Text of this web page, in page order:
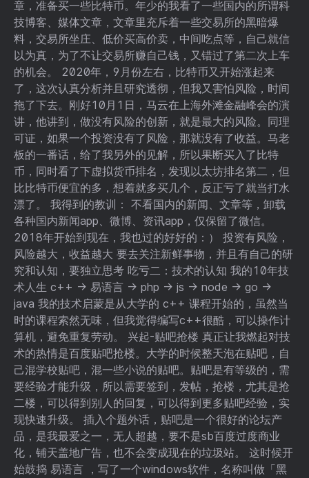
章，准备买一些比特币。年少的我看了一些国内的所谓科
技博客、媒体文章，文章里充斥着一些交易所的黑暗爆
料，交易所坐庄、低价买高价卖，中间吃点等，自己就信
以为真，为了不让交易所赚自己钱，又错过了第二次上车
的机会。 2020年，9月份左右，比特币又开始涨起来
了，这次认真分析并且研究透彻，但我又害怕风险，时间
拖了下去。刚好10月1日，马云在上海外滩金融峰会的演
讲，他讲到，做没有风险的创新，就是最大的风险。同理
可证，如果一个投资没有了风险，那就没有了收益。马老
板的一番话，给了我另外的见解，所以果断买入了比特
币，同时看了下虚拟货币排名，发现以太坊排名第二，但
比比特币便宜的多，想着就多买几个，反正亏了就当打水
漂了。 我得到的教训： 不看国内的新闻、文章等，卸载
各种国内新闻app、微博、资讯app，仅保留了微信。
2018年开始到现在，我也过的好好的：） 投资有风险，
风险越大，收益越大 要去关注新鲜事物，并且有自己的研
究和认知，要独立思考 吃亏二：技术的认知 我的10年技
术人生 c++ -> 易语言 -> php -> js -> node -> go ->
java 我的技术启蒙是从大学的 c++ 课程开始的，虽然当
时的课程索然无味，但我觉得编写c++很酷，可以操作计
算机，避免重复劳动。 兴起-贴吧抢楼 真正让我燃起对技
术的热情是百度贴吧抢楼。大学的时候整天泡在贴吧，自
己混学校贴吧，混一些小说的贴吧。贴吧是有等级的，需
要经验才能升级，所以需要签到，发帖，抢楼，尤其是抢
二楼，可以得到别人的回复，可以得到更多贴吧经验，实
现快速升级。 插入个题外话，贴吧是一个很好的论坛产
品，是我最爱之一，无人超越，要不是sb百度过度商业
化，铺天盖地广告，也不会变成现在的垃圾站。 这时候开
始鼓捣 易语言 ，写了一个windows软件，名称叫做「黑